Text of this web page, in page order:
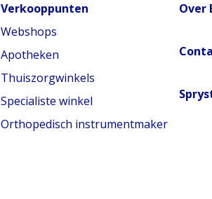
Verkooppunten
Webshops
Apotheken
Thuiszorgwinkels
Specialiste winkel
Orthopedisch instrumentmaker
Over